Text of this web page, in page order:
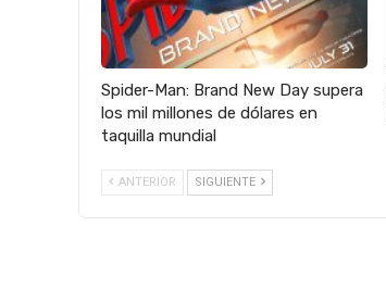
Spider-Man: Brand New Day supera
los mil millones de dólares en
taquilla mundial
ANTERIOR SIGUIENTE